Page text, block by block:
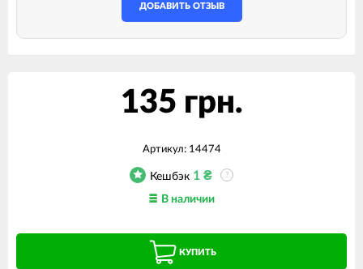
ДОБАВИТЬ ОТЗЫВ
135 грн.
Артикул: 14474
Кешбэк 1 ₴ ?
В наличии
КУПИТЬ